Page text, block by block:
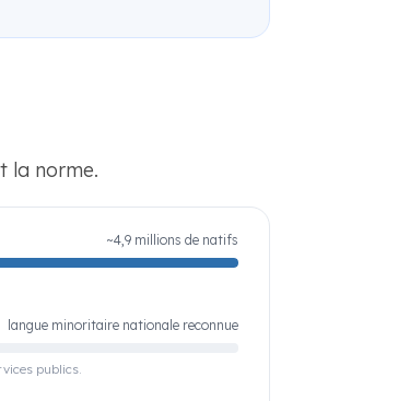
la norme.
~4,9 millions de natifs
langue minoritaire nationale reconnue
publics.